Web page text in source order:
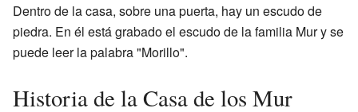
Dentro de la casa, sobre una puerta, hay un escudo de
piedra. En él está grabado el escudo de la familia Mur y se
puede leer la palabra "Morillo".
Historia de la Casa de los Mur